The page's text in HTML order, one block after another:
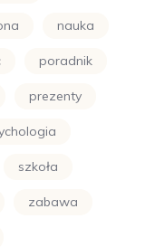
nauka
poradnik
prezenty
szkoła
zabawa